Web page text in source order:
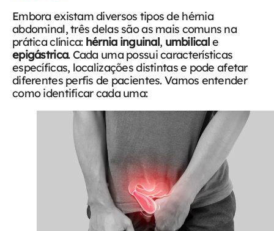
Embora existam diversos tipos de hérnia
abdominal, três delas são as mais comuns na
prática clínica: hérnia inguinal, umbilicale
epigástrica. Cada uma possui características
específicas, localizações distintas e pode afetar
diferentes perfis de pacientes.Vamos entender
como identificar cada uma: